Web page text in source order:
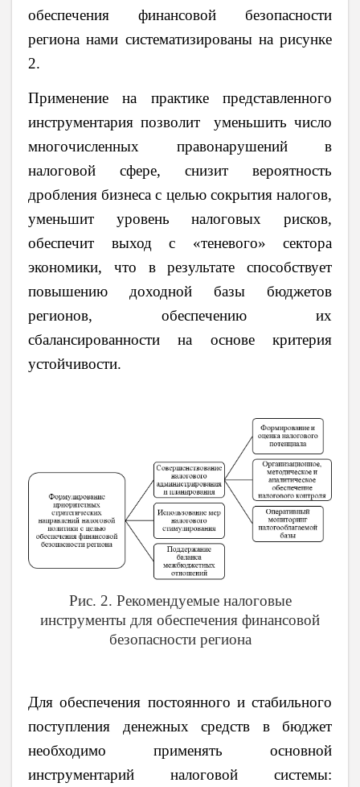
обеспечения финансовой безопасности
региона нами систематизированы на рисунке
2.
Применение на практике представленного
инструментария позволит уменьшить число
многочисленных правонарушений в
налоговой сфере, снизит вероятность
дробления бизнеса с целью сокрытия налогов,
уменьшит уровень налоговых рисков,
обеспечит выход с «теневого» сектора
экономики, что в результате способствует
повышению доходной базы бюджетов
регионов, обеспечению их
сбалансированности на основе критерия
устойчивости.
Рис. 2. Рекомендуемые налоговые
инструменты для обеспечения финансовой
безопасности региона
Для обеспечения постоянного и стабильного
поступления денежных средств в бюджет
необходимо применять основной
инструментарий налоговой системы: